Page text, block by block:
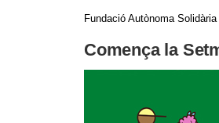
Fundació Autònoma Solidària
Comença la